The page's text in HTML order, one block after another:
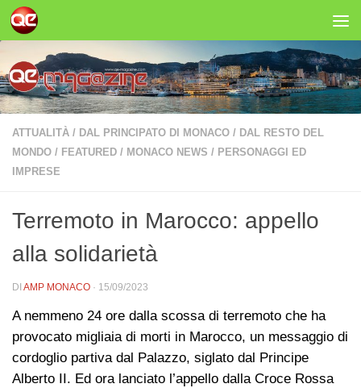
Salta al contenuto
ATTUALITÀ / DAL PRINCIPATO DI MONACO / DAL RESTO DEL
MONDO / FEATURED / MONACO NEWS / PERSONAGGI ED
IMPRESE
Terremoto in Marocco: appello
alla solidarietà
DI AMP MONACO · 15/09/2023
A nemmeno 24 ore dalla scossa di terremoto che ha
provocato migliaia di morti in Marocco, un messaggio di
cordoglio partiva dal Palazzo, siglato dal Principe
Alberto II. Ed ora lanciato l’appello dalla Croce Rossa